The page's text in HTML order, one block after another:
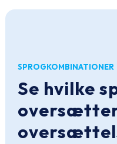
SPROGKOMBINATIONER
Se hvilke